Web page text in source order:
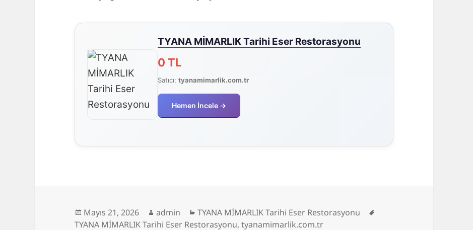
TYANA MİMARLIK Tarihi Eser Restorasyonu
0 TL
Satıcı:tyanamimarlik.com.tr
Hemen İncele →
Yayın
tarihi
Mayıs 21, 2026 Yazar
admin Kategoriler
TYANA MİMARLIK Tarihi Eser Restorasyonu
TYANA MİMARLIK Tarihi Eser Restorasyonu,tyanamimarlik.com.tr